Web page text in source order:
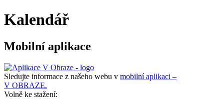
Kalendář
Mobilní aplikace
Sledujte informace z našeho webu v mobilní aplikaci –
V OBRAZE.
Volně ke stažení: